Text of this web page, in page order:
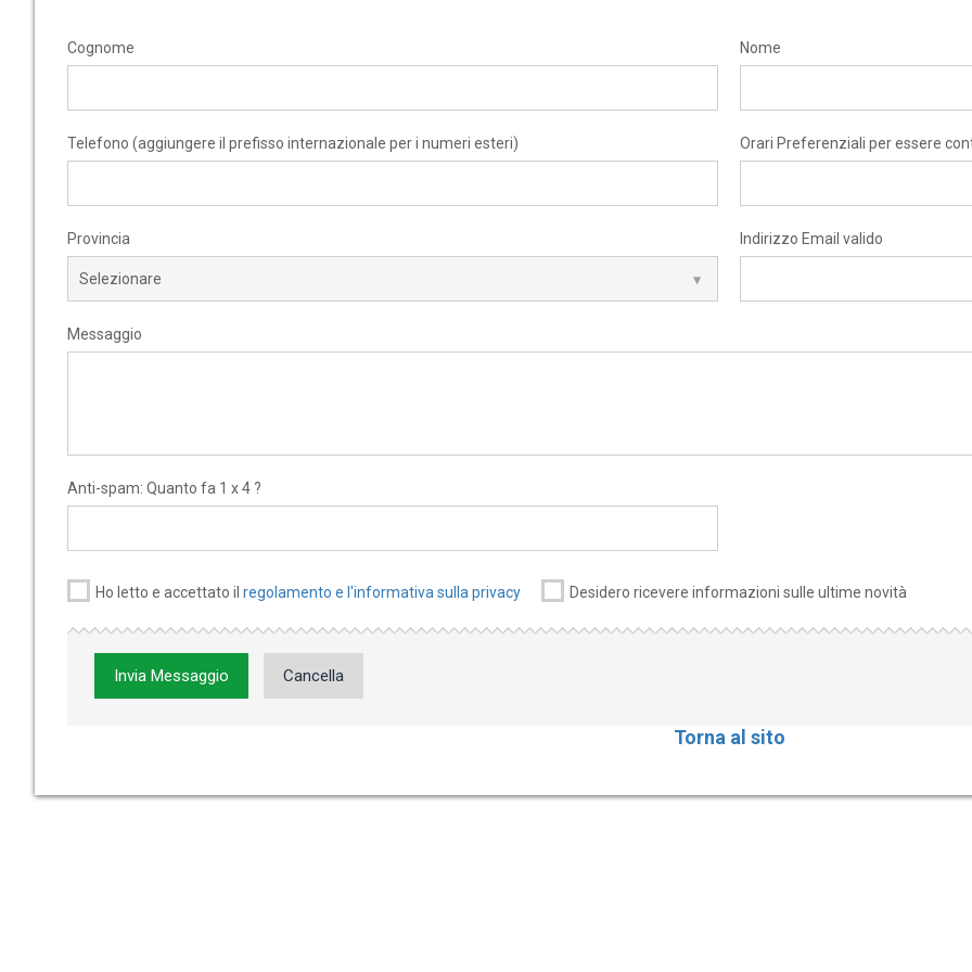
Cognome Nome
Telefono (aggiungere il prefisso internazionale per i numeri esteri) Orari Preferenziali per essere
Provincia Indirizzo Email valido
Messaggio
Anti-spam: Quanto fa 1 x 4 ?
Ho letto e accettato il regolamento e l'informativa sulla privacy Desidero ricevere informazioni sulle ultime novità
Invia Messaggio Cancella
Torna al sito